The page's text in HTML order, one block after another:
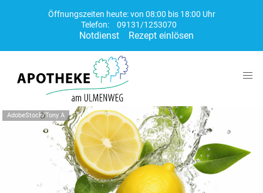
Öffnungszeiten heute: von 08:00 bis 18:00 Uhr
Telefon:
09131/1253070
Notdienst Rezept einlösen
AdobeStock/Tony A